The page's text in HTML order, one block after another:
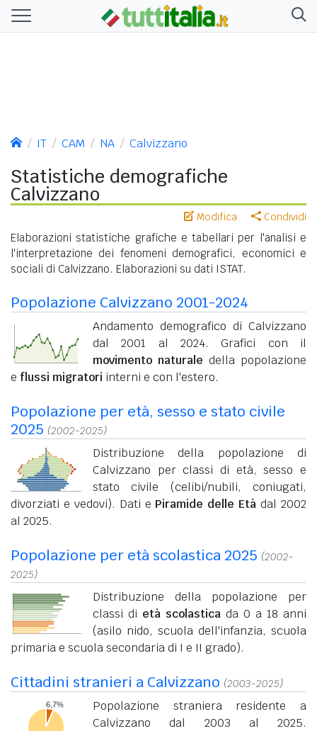
IT CAM NA Calvizzano
Statistiche demografiche
Calvizzano
Modifica Condividi
Elaborazioni statistiche grafiche e tabellari per l'analisi e
l'interpretazione dei fenomeni demografici, economici e
sociali di Calvizzano. Elaborazioni su dati ISTAT.
Popolazione Calvizzano 2001-2024
Andamento demografico di Calvizzano
dal 2001 al 2024. Grafici con il
movimento naturale della popolazione
e flussi migratori interni e con l'estero.
Popolazione per età, sesso e stato civile
2025 (2002-2025)
Distribuzione della popolazione di
Calvizzano per classi di età, sesso e
stato civile (celibi/nubili, coniugati,
divorziati e vedovi). Dati e Piramide delle Età dal 2002
al 2025.
Popolazione per età scolastica 2025 (2002-
2025)
Distribuzione della popolazione per
classi di età scolastica da 0 a 18 anni
(asilo nido, scuola dell'infanzia, scuola
primaria e scuola secondaria di I e II grado).
Cittadini stranieri a Calvizzano (2003-2025)
Popolazione straniera residente a
Calvizzano dal 2003 al 2025.